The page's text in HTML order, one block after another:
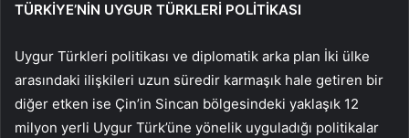
TÜRKİYE’NİN UYGUR TÜRKLERİ POLİTİKASI
Uygur Türkleri politikası ve diplomatik arka plan İki ülke
arasındaki ilişkileri uzun süredir karmaşık hale getiren bir
diğer etken ise Çin’in Sincan bölgesindeki yaklaşık 12
milyon yerli Uygur Türk’üne yönelik uyguladığı politikalar